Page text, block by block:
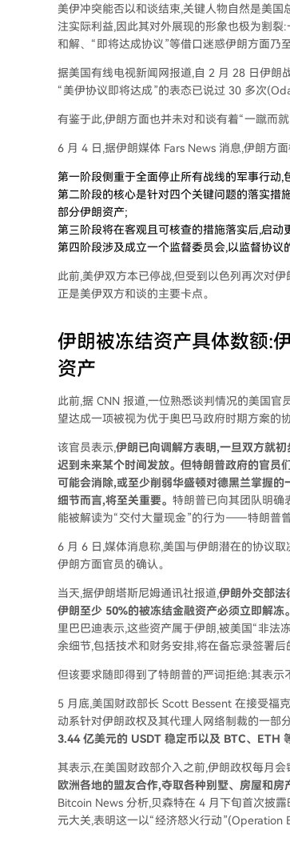
美伊冲突能否以和谈结束,关键人物自然是美
注实际利益,因此其对外展现的形象也极为割裂
和解、“即将达成协议”等借口迷惑伊朗方面乃
据美国有线电视新闻网报道,自 2 月 28 日伊朗
“美伊协议即将达成”的表态已说过 30 多次
有鉴于此,伊朗方面也并未对和谈有着“一蹴而
6 月 4 日,据伊朗媒体 Fars News 消息,伊朗方
第一阶段侧重于全面停止所有战线的军事行动,
第二阶段的核心是针对四个关键问题的落实措
部分伊朗资产;
第三阶段将在客观且可核查的措施落实后,启动
第四阶段涉及成立一个监督委员会,以监督协议
此前,美伊双方本已停战,但受到以色列再次对
正是美伊双方和谈的主要卡点。
伊朗被冻结资产具体数额:
资产
此前,据 CNN 报道,一位熟悉谈判情况的美国
望达成一项被视为优于奥巴马政府时期方案的协
该官员表示,伊朗已向调解方表明,一旦双方就
迟到未来某个时间发放。但特朗普政府的官
可能会消除,或至少削弱华盛顿对德黑兰掌握
细节而言,将至关重要。 特朗普已向其团队明确
能被解读为“交付大量现金”的行为——特朗普
6 月 6 日,媒体消息称,美国与伊朗潜在的协议
伊朗方面官员的确认。
当天,据伊朗塔斯尼姆通讯社报道,伊朗外交部法
伊朗至少 50%的被冻结金融资产必须立即解冻
里巴巴迪表示,这些资产属于伊朗,被美国“非法
余细节,包括技术和财务安排,将在备忘录签署后
但该要求随即得到了特朗普的严词拒绝:其表示
5 月底,美国财政部长 Scott Bessent 在接受福
动系针对伊朗政权及其代理人网络制裁的一部
3.44 亿美元的 USDT 稳定币以及 BTC、ETH
其表示,在美国财政部介入之前,伊朗政权每月
欧洲各地的盟友合作,夺取各种别墅、房屋和
Bitcoin News 分析,贝森特在 4 月下旬首次披
元大关,表明这一以“经济怒火行动”(Operation